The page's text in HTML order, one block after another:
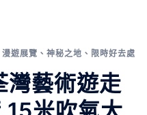
漫遊展覽 、 神秘之地 、 限時好去處
灣藝術遊走